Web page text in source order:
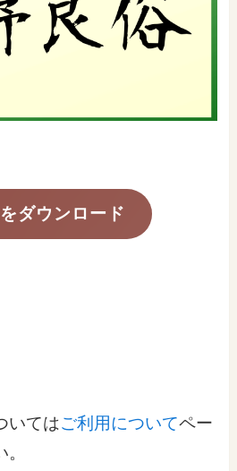
ダウンロード
いてはご利用についてペー